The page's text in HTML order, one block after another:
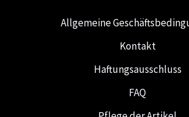
Allgemeine
Kontakt
Haftungsausschluss
FAQ